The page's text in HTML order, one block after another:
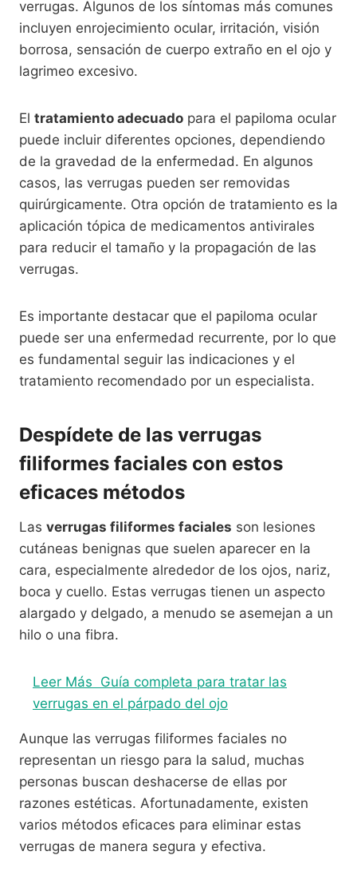
verrugas. Algunos de los síntomas más comunes
incluyen enrojecimiento ocular, irritación, visión
borrosa, sensación de cuerpo extraño en el ojo y
lagrimeo excesivo.
El tratamiento adecuado para el papiloma ocular
puede incluir diferentes opciones, dependiendo
de la gravedad de la enfermedad. En algunos
casos, las verrugas pueden ser removidas
quirúrgicamente. Otra opción de tratamiento es la
aplicación tópica de medicamentos antivirales
para reducir el tamaño y la propagación de las
verrugas.
Es importante destacar que el papiloma ocular
puede ser una enfermedad recurrente, por lo que
es fundamental seguir las indicaciones y el
tratamiento recomendado por un especialista.
Despídete de las verrugas
filiformes faciales con estos
eficaces métodos
Las verrugas filiformes faciales son lesiones
cutáneas benignas que suelen aparecer en la
cara, especialmente alrededor de los ojos, nariz,
boca y cuello. Estas verrugas tienen un aspecto
alargado y delgado, a menudo se asemejan a un
hilo o una fibra.
Leer Más Guía completa para tratar las
verrugas en el párpado del ojo
Aunque las verrugas filiformes faciales no
representan un riesgo para la salud, muchas
personas buscan deshacerse de ellas por
razones estéticas. Afortunadamente, existen
varios métodos eficaces para eliminar estas
verrugas de manera segura y efectiva.